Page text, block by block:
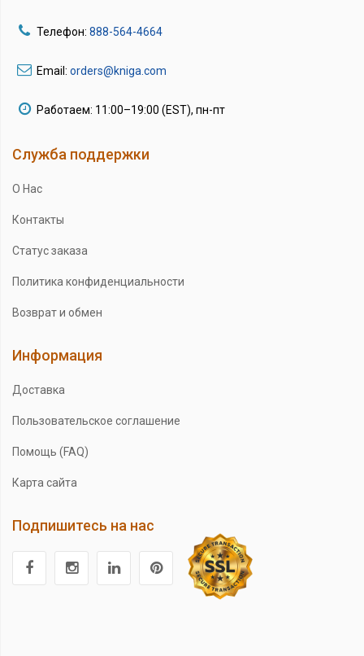
Телефон: 888-564-4664
Email: orders@kniga.com
Работаем: 11:00–19:00 (EST), пн-пт
Служба поддержки
О Нас
Контакты
Статус заказа
Политика конфиденциальности
Возврат и обмен
Информация
Доставка
Пользовательское соглашение
Помощь (FAQ)
Карта сайта
Подпишитесь на нас